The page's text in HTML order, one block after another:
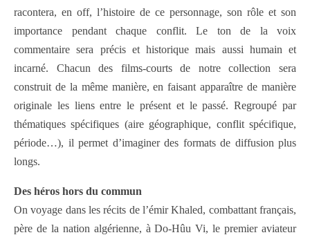
racontera, en off, l’histoire de ce personnage, son rôle et son
importance pendant chaque conflit. Le ton de la voix
commentaire sera précis et historique mais aussi humain et
incarné. Chacun des films-courts de notre collection sera
construit de la même manière, en faisant apparaître de manière
originale les liens entre le présent et le passé. Regroupé par
thématiques spécifiques (aire géographique, conflit spécifique,
période…), il permet d’imaginer des formats de diffusion plus
longs.
Des héros hors du commun
On voyage dans les récits de l’émir Khaled, combattant français,
père de la nation algérienne, à Do-Hûu Vi, le premier aviateur